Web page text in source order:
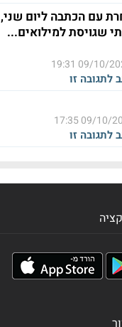
עם הכתבה ליום שני,
שגויסת למילואים...
09/10/2023
לתגובה זו
09/10/2023
לתגובה זו